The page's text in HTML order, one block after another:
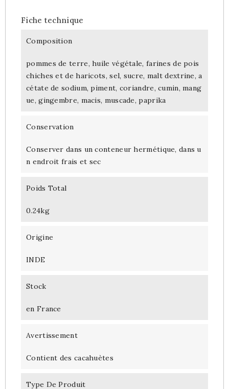
Fiche technique
Composition
pommes de terre, huile végétale, farines de pois
chiches et de haricots, sel, sucre, malt dextrine, a
cétate de sodium, piment, coriandre, cumin, mang
ue, gingembre, macis, muscade, paprika
Conservation
Conserver dans un conteneur hermétique, dans u
n endroit frais et sec
Poids Total
0.24kg
Origine
INDE
Stock
en France
Avertissement
Contient des cacahuètes
Type De Produit